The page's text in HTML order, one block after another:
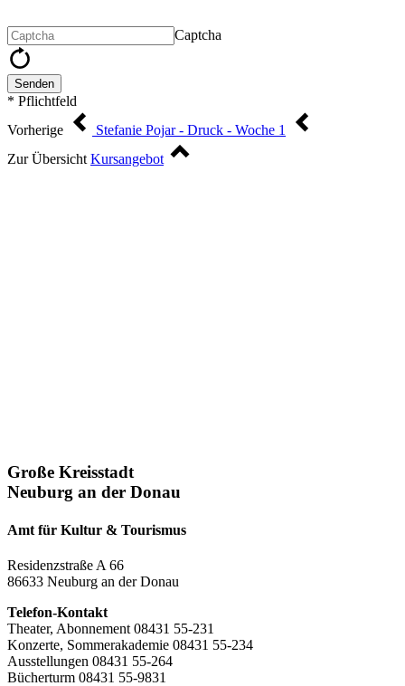
Captcha
Senden
* Pflichtfeld
Vorherige
Stefanie Pojar - Druck - Woche 1
Zur Übersicht Kursangebot
Große Kreisstadt
Neuburg an der Donau
Amt für Kultur & Tourismus
Residenzstraße A 66
86633 Neuburg an der Donau
Telefon-Kontakt
Theater, Abonnement 08431 55-231
Konzerte, Sommerakademie 08431 55-234
Ausstellungen 08431 55-264
Bücherturm 08431 55-9831